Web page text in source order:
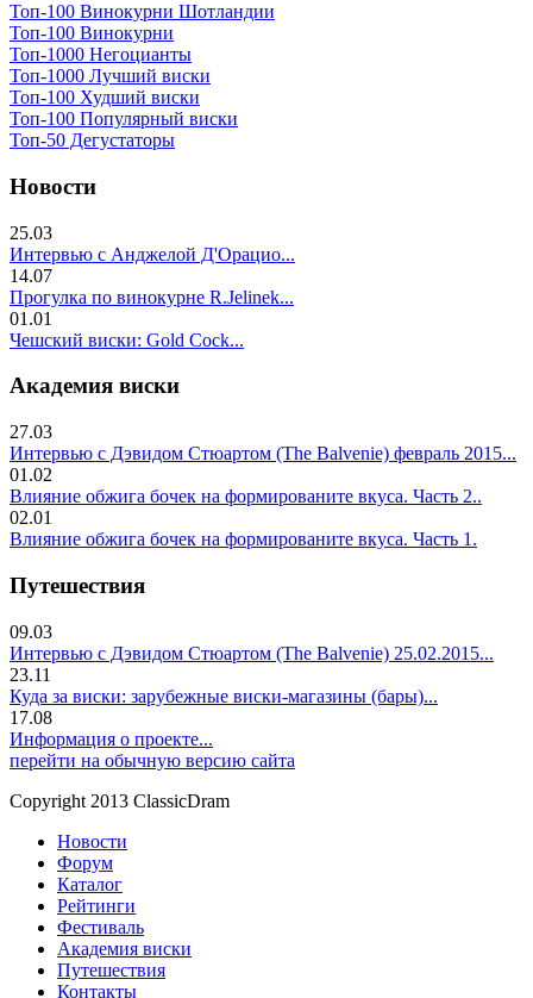
Топ-100 Винокурни Шотландии
Топ-100 Винокурни
Топ-1000 Негоцианты
Топ-1000 Лучший виски
Топ-100 Худший виски
Топ-100 Популярный виски
Топ-50 Дегустаторы
Новости
25.03
Интервью с Анджелой Д'Орацио...
14.07
Прогулка по винокурне R.Jelinek...
01.01
Чешский виски: Gold Cock...
Академия виски
27.03
Интервью с Дэвидом Стюартом (The Balvenie) февраль 2015...
01.02
Влияние обжига бочек на формированите вкуса. Часть 2..
02.01
Влияние обжига бочек на формированите вкуса. Часть 1.
Путешествия
09.03
Интервью с Дэвидом Стюартом (The Balvenie) 25.02.2015...
23.11
Куда за виски: зарубежные виски-магазины (бары)...
17.08
Информация о проекте...
перейти на обычную версию сайта
Copyright 2013 ClassicDram
Новости
Форум
Каталог
Рейтинги
Фестиваль
Академия виски
Путешествия
Контакты